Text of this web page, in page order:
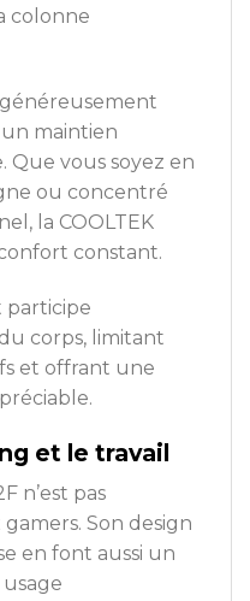
colonne
généreusement
maintien
vous soyez en
ou concentré
la COOLTEK
constant.
participe
corps, limitant
et offrant une
et le travail
n’est pas
Son design
en font aussi un